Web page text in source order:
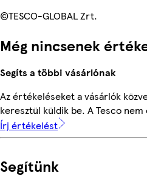
©TESCO-GLOBAL Zrt.
Még nincsenek
Segíts a többi vásárlónak
Az értékeléseket a vásárlók
keresztül küldik be. A Tesco
Írj értékelést
Segítünk